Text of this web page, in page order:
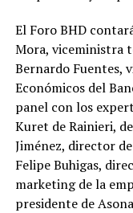
El Foro BHD
Mora, viceministra
Bernardo Fuentes,
Económicos del
panel con los
Kuret de Rainieri,
Jiménez, director
Felipe Buhigas,
marketing de la
presidente de